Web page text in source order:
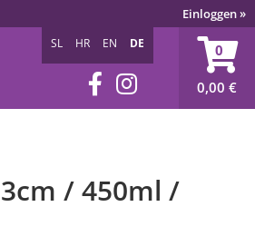
Einloggen»
0
0,00 €
SL HR EN DE
/ 450ml /